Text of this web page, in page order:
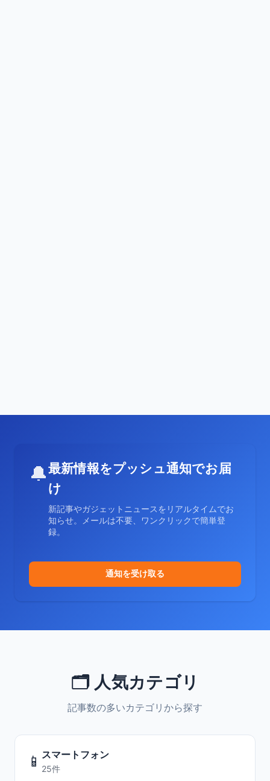
🔔最新情報をプッシュ通知でお届
け
新記事やガジェットニュースをリアルタイムでお
知らせ。メールは不要、ワンクリックで簡単登
録。
通知を受け取る
🗂️ 人気カテゴリ
記事数の多いカテゴリから探す
📱 スマートフォン
25件